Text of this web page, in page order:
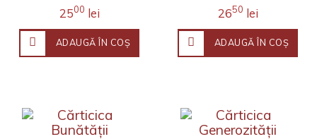
2500 lei
ADAUGĂ ÎN COŞ
2650 lei
ADAUGĂ ÎN COŞ